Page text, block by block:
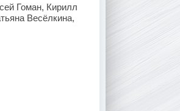
Гоман, Кирилл
Весёлкина,